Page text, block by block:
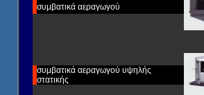
συμβατικά αεραγωγού
συμβατικά αεραγωγού υψηλής
στατικής